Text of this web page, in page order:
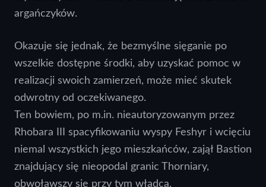
argańczyków.
Okazuje się jednak, że bezmyślne sięganie po
wszelkie dostępne środki, aby uzyskać pomoc w
realizacji swoich zamierzeń, może mieć skutek
odwrotny od oczekiwanego.
Ten bowiem, po m.in. nieautoryzowanym przez
Rhobara III spacyfikowaniu wyspy Feshyr i wcięciu
niemal wszystkich jego mieszkańców, zajął Bastion
znajdujący się nieopodal granic Thorniary,
obwoławszy się przy tym władcą.